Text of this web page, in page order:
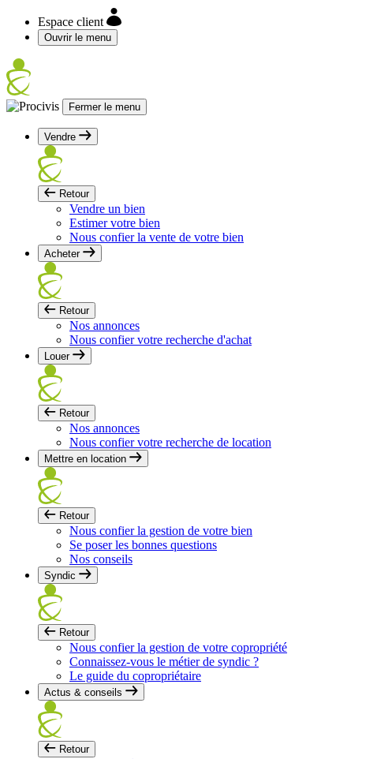
Espace client
Ouvrir le menu
Fermer le menu
Vendre
Retour
Vendre un bien
Estimer votre bien
Nous confier la vente de votre bien
Acheter
Retour
Nos annonces
Nous confier votre recherche d'achat
Louer
Retour
Nos annonces
Nous confier votre recherche de location
Mettre en location
Retour
Nous confier la gestion de votre bien
Se poser les bonnes questions
Nos conseils
Syndic
Retour
Nous confier la gestion de votre copropriété
Connaissez-vous le métier de syndic ?
Le guide du copropriétaire
Actus & conseils
Retour